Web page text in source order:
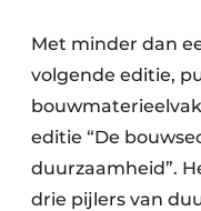
Met minder dan
volgende editie,
editie “De
duurzaamheid”.
drie pijlers van